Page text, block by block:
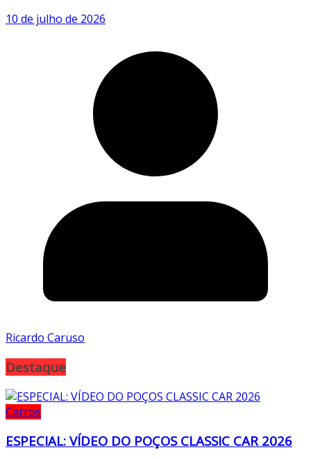
10 de julho de 2026
Ricardo Caruso
Destaque
Carros
ESPECIAL: VÍDEO DO POÇOS CLASSIC CAR 2026